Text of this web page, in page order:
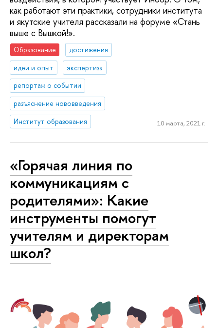
как работают эти практики, сотрудники института
и якутские учителя рассказали на форуме «Стань
выше с Вышкой!».
Образование
достижения
идеи и опыт
экспертиза
репортаж о событии
разъяснение нововведения
Институт образования
10 марта, 2021 г.
«Горячая линия по
коммуникациям с
родителями»: Какие
инструменты помогут
учителям и директорам
школ?